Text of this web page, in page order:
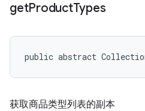
getProductTypes
public abstract
获取商品类型列表的副本